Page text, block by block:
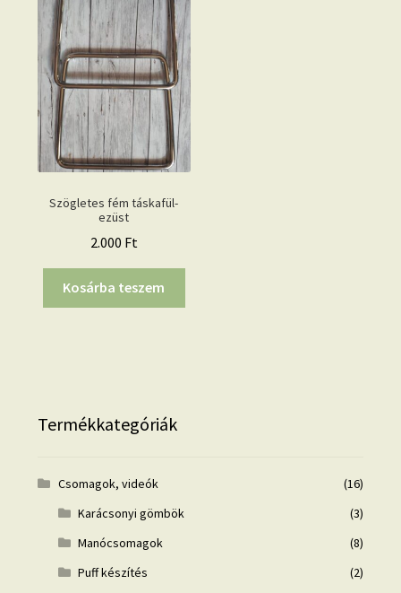
Szögletes fém táskafül-
ezüst
2.000 Ft
Kosárba teszem
Termékkategóriák
Csomagok, videók
(16)
Karácsonyi gömbök
(3)
Manócsomagok
(8)
Puff készítés
(2)